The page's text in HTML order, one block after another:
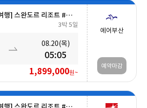
[나트랑 안심 자유여행] 스완도르 리조트 #올인크루시브+오션뷰+미니바 5일
3박 5일
08.20(목)
05:05
1,899,000원~
에어부산
예약마감